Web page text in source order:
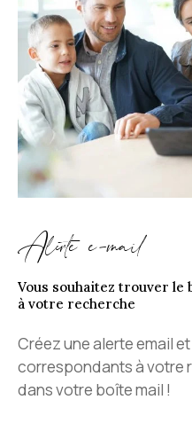
Alerte e-mail
Vous souhaitez trouver
à votre recherche
Créez une alerte email
correspondants à votre
dans votre boîte mail !